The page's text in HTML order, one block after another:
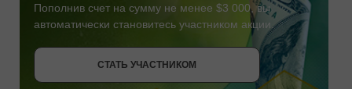
СТАТЬ УЧАСТНИКОМ
Пополнив счет на сумму не менее $3 000, вы
автоматически становитесь участником акции.
СТАТЬ УЧАСТНИКОМ
ПОЛУЧИТЬ БОНУС